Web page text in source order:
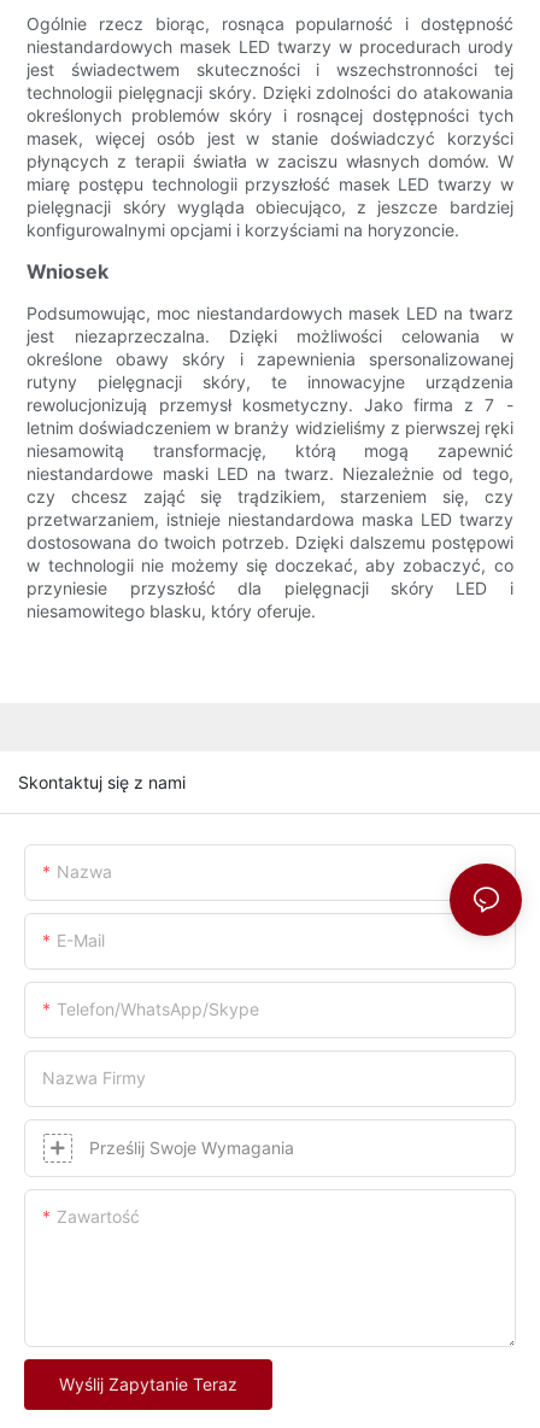
Ogólnie rzecz biorąc, rosnąca popularność i dostępność
niestandardowych masek LED twarzy w procedurach urody
jest świadectwem skuteczności i wszechstronności tej
technologii pielęgnacji skóry. Dzięki zdolności do atakowania
określonych problemów skóry i rosnącej dostępności tych
masek, więcej osób jest w stanie doświadczyć korzyści
płynących z terapii światła w zaciszu własnych domów. W
miarę postępu technologii przyszłość masek LED twarzy w
pielęgnacji skóry wygląda obiecująco, z jeszcze bardziej
konfigurowalnymi opcjami i korzyściami na horyzoncie.
Wniosek
Podsumowując, moc niestandardowych masek LED na twarz
jest niezaprzeczalna. Dzięki możliwości celowania w
określone obawy skóry i zapewnienia spersonalizowanej
rutyny pielęgnacji skóry, te innowacyjne urządzenia
rewolucjonizują przemysł kosmetyczny. Jako firma z 7 -
letnim doświadczeniem w branży widzieliśmy z pierwszej ręki
niesamowitą transformację, którą mogą zapewnić
niestandardowe maski LED na twarz. Niezależnie od tego,
czy chcesz zająć się trądzikiem, starzeniem się, czy
przetwarzaniem, istnieje niestandardowa maska ​​LED twarzy
dostosowana do twoich potrzeb. Dzięki dalszemu postępowi
w technologii nie możemy się doczekać, aby zobaczyć, co
przyniesie przyszłość dla pielęgnacji skóry LED i
niesamowitego blasku, który oferuje.
Skontaktuj się z nami
Nazwa
E-Mail
Telefon/WhatsApp/Skype
Nazwa Firmy
Prześlij Swoje Wymagania
Zawartość
Wyślij Zapytanie Teraz